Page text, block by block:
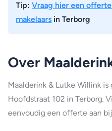
Tip: Vraag hier een
makelaars in Terborg
Over
Maalderink & Lutke Willink is
Hoofdstraat 102 in Terborg.
eenvoudig een offerte aan